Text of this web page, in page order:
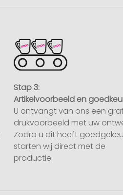
Stap 3:
Artikelvoorbeeld en
U ontvangt van ons een
drukvoorbeeld met uw
Zodra u dit heeft
starten wij direct met de
productie.